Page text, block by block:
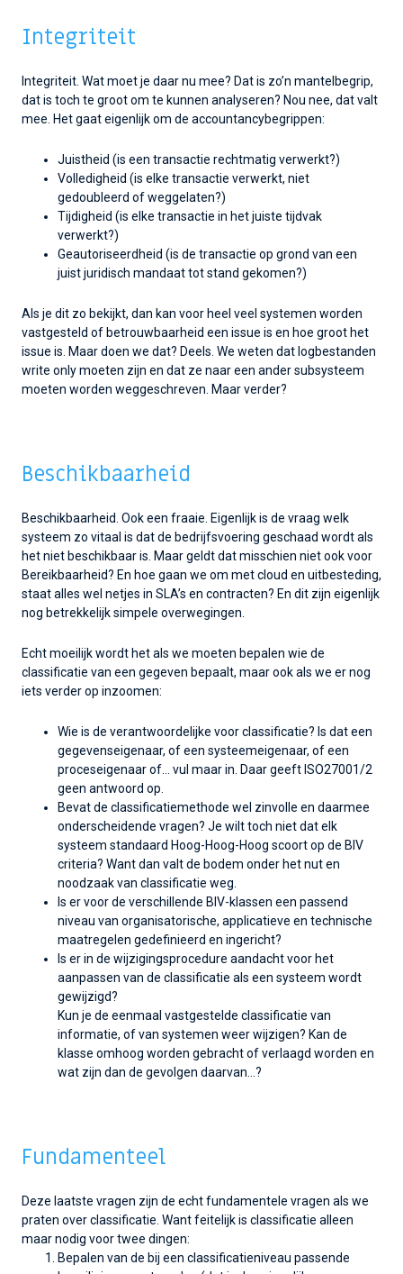
Integriteit
Integriteit. Wat moet je daar nu mee? Dat is zo’n mantelbegrip,
dat is toch te groot om te kunnen analyseren? Nou nee, dat valt
mee. Het gaat eigenlijk om de accountancybegrippen:
Juistheid (is een transactie rechtmatig verwerkt?)
Volledigheid (is elke transactie verwerkt, niet
gedoubleerd of weggelaten?)
Tijdigheid (is elke transactie in het juiste tijdvak
verwerkt?)
Geautoriseerdheid (is de transactie op grond van een
juist juridisch mandaat tot stand gekomen?)
Als je dit zo bekijkt, dan kan voor heel veel systemen worden
vastgesteld of betrouwbaarheid een issue is en hoe groot het
issue is. Maar doen we dat? Deels. We weten dat logbestanden
write only moeten zijn en dat ze naar een ander subsysteem
moeten worden weggeschreven. Maar verder?
Beschikbaarheid
Beschikbaarheid. Ook een fraaie. Eigenlijk is de vraag welk
systeem zo vitaal is dat de bedrijfsvoering geschaad wordt als
het niet beschikbaar is. Maar geldt dat misschien niet ook voor
Bereikbaarheid? En hoe gaan we om met cloud en uitbesteding,
staat alles wel netjes in SLA’s en contracten? En dit zijn eigenlijk
nog betrekkelijk simpele overwegingen.
Echt moeilijk wordt het als we moeten bepalen wie de
classificatie van een gegeven bepaalt, maar ook als we er nog
iets verder op inzoomen:
Wie is de verantwoordelijke voor classificatie? Is dat een
gegevenseigenaar, of een systeemeigenaar, of een
proceseigenaar of… vul maar in. Daar geeft ISO27001/2
geen antwoord op.
Bevat de classificatiemethode wel zinvolle en daarmee
onderscheidende vragen? Je wilt toch niet dat elk
systeem standaard Hoog-Hoog-Hoog scoort op de BIV
criteria? Want dan valt de bodem onder het nut en
noodzaak van classificatie weg.
Is er voor de verschillende BIV-klassen een passend
niveau van organisatorische, applicatieve en technische
maatregelen gedefinieerd en ingericht?
Is er in de wijzigingsprocedure aandacht voor het
aanpassen van de classificatie als een systeem wordt
gewijzigd?
Kun je de eenmaal vastgestelde classificatie van
informatie, of van systemen weer wijzigen? Kan de
klasse omhoog worden gebracht of verlaagd worden en
wat zijn dan de gevolgen daarvan…?
Fundamenteel
Deze laatste vragen zijn de echt fundamentele vragen als we
praten over classificatie. Want feitelijk is classificatie alleen
maar nodig voor twee dingen:
Bepalen van de bij een classificatieniveau passende